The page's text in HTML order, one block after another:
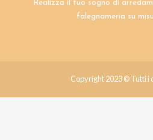
Realizza il tuo sogno di
falegnameria su
Copyright 2023 © Tutti i